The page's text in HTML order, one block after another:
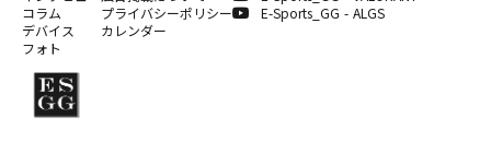
コラム
デバイス
フォト
プライバシーポリシー
カレンダー
E-Sports_GG - ALGS